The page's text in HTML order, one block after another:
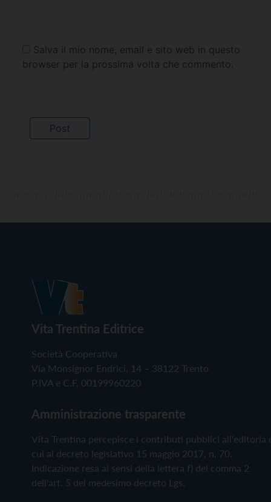
Salva il mio nome, email e sito web in questo
browser per la prossima volta che commento.
Vita Trentina Editrice
Società Cooperativa
Via Monsignor Endrici, 14 – 38122 Trento
P.IVA e C.F. 00199960220
Amministrazione trasparente
Vita Trentina percepisce i contributi pubblici all'editoria
cui al decreto legislativo 15 maggio 2017, n. 70.
Indicazione resa ai sensi della lettera f) del comma 2
dell'art. 5 del medesimo decreto Lgs.